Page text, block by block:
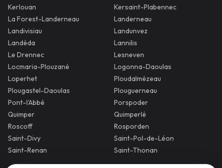
Kerlouan
Kersaint-Plabennec
La Forest-Landerneau
Landerneau
Landivisiau
Landunvez
Landéda
Lannilis
Le Drennec
Lesneven
Locmaria-Plouzané
Logonna-Daoulas
Loperhet
Ploudalmézeau
Plougastel-Daoulas
Plouguerneau
Pont-l’Abbé
Porspoder
Quimper
Quimperlé
Roscoff
Rosporden
Saint-Divy
Saint-Pol-de-Léon
Saint-Renan
Saint-Thonan